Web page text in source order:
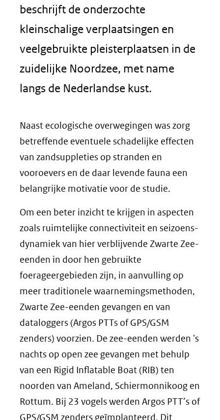
beschrijft de onderzochte
kleinschalige verplaatsingen en
veelgebruikte pleisterplaatsen in de
zuidelijke Noordzee, met name
langs de Nederlandse kust.
Naast ecologische overwegingen was zorg
betreffende eventuele schadelijke effecten
van zandsuppleties op stranden en
vooroevers en de daar levende fauna een
belangrijke motivatie voor de studie.
Om een beter inzicht te krijgen in aspecten
zoals ruimtelijke connectiviteit en seizoens-
dynamiek van hier verblijvende Zwarte Zee-
eenden in door hen gebruikte
foerageergebieden zijn, in aanvulling op
meer traditionele waarnemingsmethoden,
Zwarte Zee-eenden gevangen en van
dataloggers (Argos PTTs of GPS/GSM
zenders) voorzien. De zee-eenden werden 's
nachts op open zee gevangen met behulp
van een Rigid Inflatable Boat (RIB) ten
noorden van Ameland, Schiermonnikoog en
Rottum. Bij 23 vogels werden Argos PTT’s of
GPS/GSM zenders geïmplanteerd. Dit